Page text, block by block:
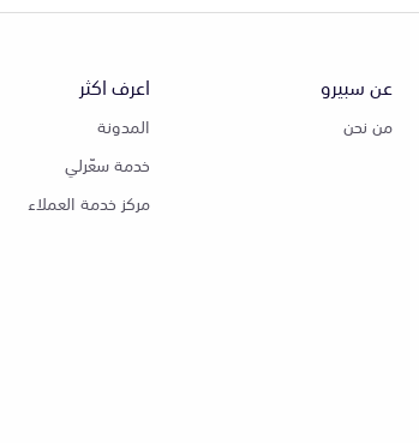
عن سبيرو
من نحن
اعرف اكثر
المدونة
خدمة سعّرلي
مركز خدمة العملاء